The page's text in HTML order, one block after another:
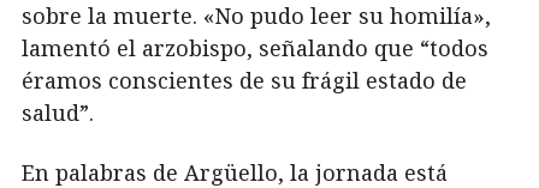
sobre la muerte. «No pudo leer su homilía»,
lamentó el arzobispo, señalando que “todos
éramos conscientes de su frágil estado de
salud”.
En palabras de Argüello, la jornada está